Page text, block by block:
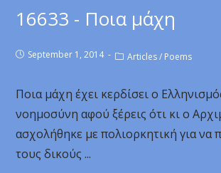
16633 - Ποια μάχη
September 1, 2014 Articles / Poems
Ποια μάχη έχει κερδίσει ο
νοημοσύνη αφού ξέρεις ότι κι ο
ασχολήθηκε με πολιορκητική για να
τους δικούς ...